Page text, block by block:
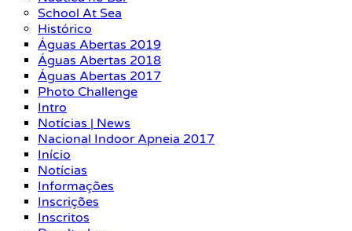
School At Sea
Histórico
Águas Abertas 2019
Águas Abertas 2018
Águas Abertas 2017
Photo Challenge
Intro
Notícias | News
Nacional Indoor Apneia 2017
Início
Notícias
Informações
Inscrições
Inscritos